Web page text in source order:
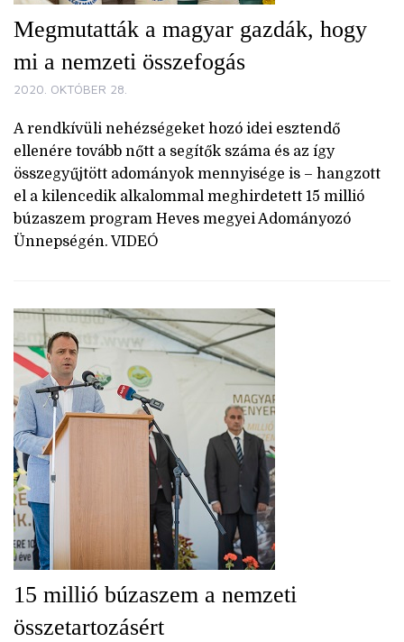
Megmutatták a magyar gazdák, hogy
mi a nemzeti összefogás
2020. OKTÓBER 28.
A rendkívüli nehézségeket hozó idei esztendő
ellenére tovább nőtt a segítők száma és az így
összegyűjtött adományok mennyisége is – hangzott
el a kilencedik alkalommal meghirdetett 15 millió
búzaszem program Heves megyei Adományozó
Ünnepségén. VIDEÓ
15 millió búzaszem a nemzeti
összetartozásért